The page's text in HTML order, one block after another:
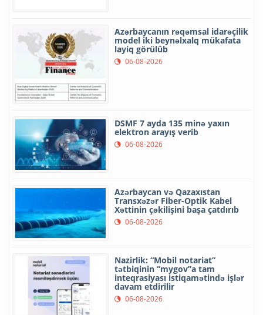
Azərbaycanın rəqəmsal idarəçilik
model iki beynəlxalq mükafata
layiq görülüb
06-08-2026
DSMF 7 ayda 135 minə yaxın
elektron arayış verib
06-08-2026
Azərbaycan və Qazaxıstan
Transxəzər Fiber-Optik Kabel
Xəttinin çəkilişini başa çatdırıb
06-08-2026
Nazirlik: “Mobil notariat”
tətbiqinin “mygov”a tam
inteqrasiyası istiqamətində işlər
davam etdirilir
06-08-2026